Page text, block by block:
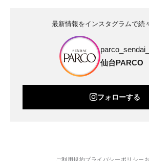
最新情報をインスタグラムで続
仙台PARCO
フォローする
ご利用規約プライバシーポリシー